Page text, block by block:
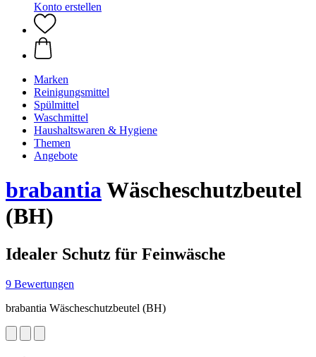
Konto erstellen
Marken
Reinigungsmittel
Spülmittel
Waschmittel
Haushaltswaren & Hygiene
Themen
Angebote
brabantiaWäscheschutzbeutel
(BH)
Idealer Schutz für Feinwäsche
9 Bewertungen
brabantia Wäscheschutzbeutel (BH)